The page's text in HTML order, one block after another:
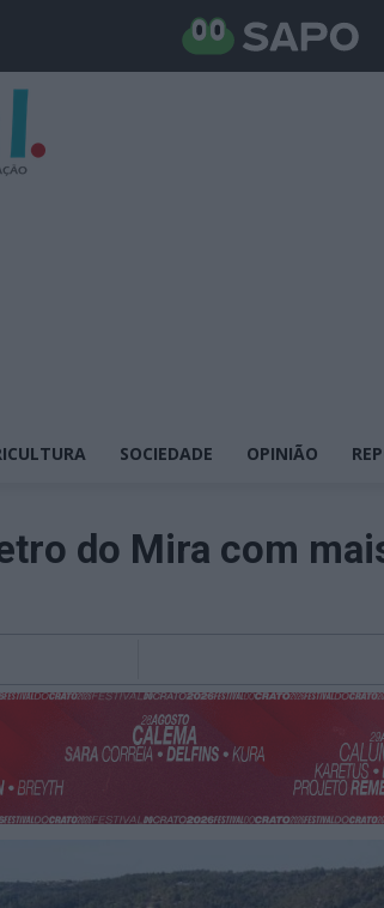
SOCIEDADE OPINIÃO
do Mira com